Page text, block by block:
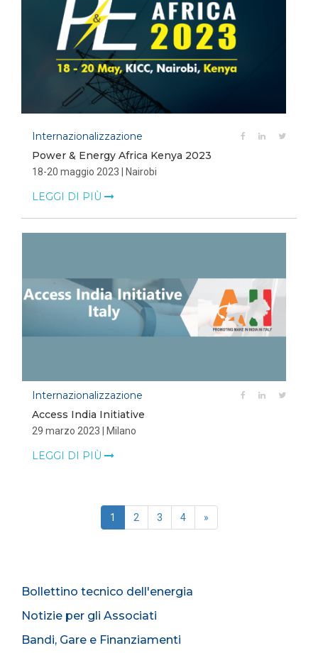
Internazionalizzazione
Power & Energy Africa Kenya 2023
18-20 maggio 2023 | Nairobi
LEGGI DI PIÙ
Internazionalizzazione
Access India Initiative
29 marzo 2023 | Milano
LEGGI DI PIÙ
1 2 3 4 »
Bollettino tecnico dell'energia
Notizie per gli Associati
Bandi, Gare e Finanziamenti